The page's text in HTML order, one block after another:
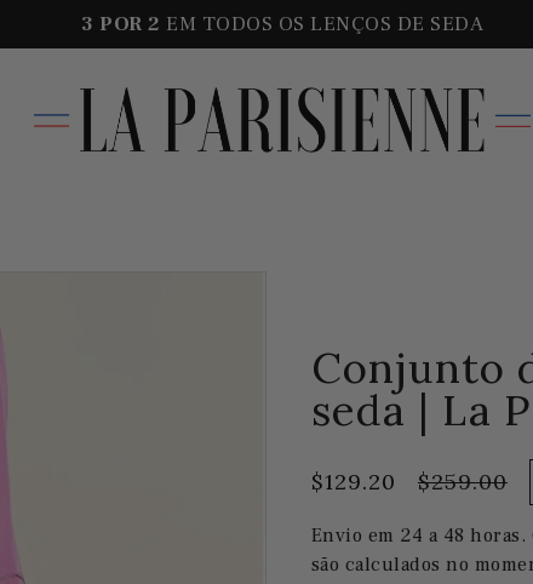
3 POR 2 EM TODOS OS LENÇOS DE SEDA
Conjunto
seda | La
$129.20 $259.00
Envio em 24 a 48
são calculados no